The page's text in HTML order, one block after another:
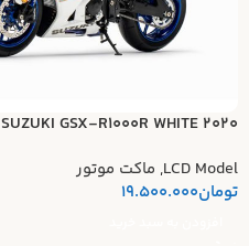
SUZUKI GSX-R1000R WHITE 2020
LCD Model
, ماکت موتور
تومان19.500.000